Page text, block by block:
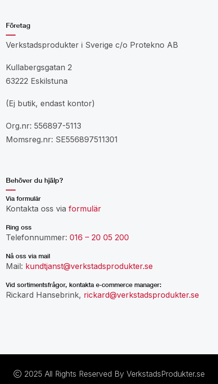
Företag
Verkstadsprodukter i Sverige c/o Protekno AB
Kullabergsgatan 2
63222 Eskilstuna
(Ej butik, endast kontor)
Org.nr: 556897-5113
Momsreg.nr: SE556897511301
Behöver du hjälp?
Via formulär
Kontakta oss via formulär
Ring oss
Telefonnummer: 016 – 20 05 200
Nå oss via mail
Mail: kundtjanst@verkstadsprodukter.se
Vid sortimentsfrågor, kontakta e-commerce manager:
Rickard Hansebrink, rickard@verkstadsprodukter.se
2025 All Rights Reserved By VerkstadsProdukter.se